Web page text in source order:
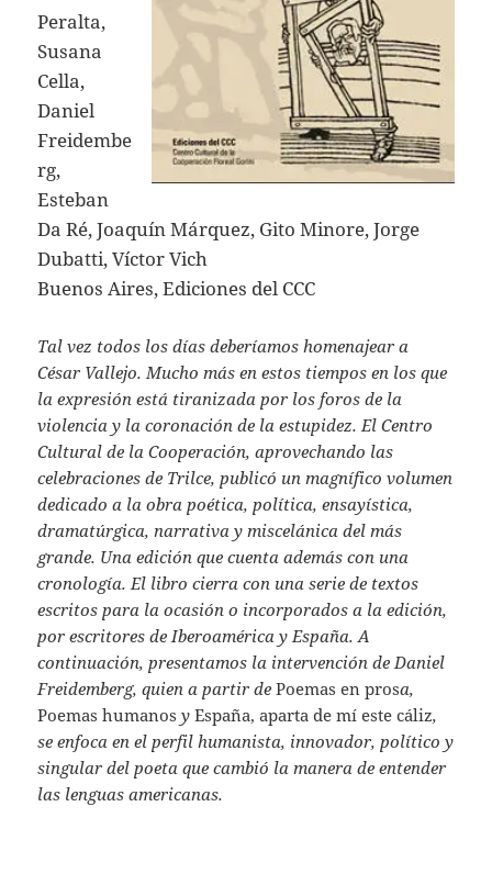
Peralta,
Susana
Cella,
Daniel
Freidembe
rg,
Esteban
Da Ré, Joaquín Márquez, Gito Minore, Jorge
Dubatti, Víctor Vich
Buenos Aires, Ediciones del CCC
Tal vez todos los días deberíamos homenajear a
César Vallejo. Mucho más en estos tiempos en los que
la expresión está tiranizada por los foros de la
violencia y la coronación de la estupidez. El Centro
Cultural de la Cooperación, aprovechando las
celebraciones de Trilce, publicó un magnífico volumen
dedicado a la obra poética, política, ensayística,
dramatúrgica, narrativa y miscelánica del más
grande. Una edición que cuenta además con una
cronología. El libro cierra con una serie de textos
escritos para la ocasión o incorporados a la edición,
por escritores de Iberoamérica y España. A
continuación, presentamos la intervención de Daniel
Freidemberg, quien a partir dePoemas en prosa,
Poemas humanos yEspaña, aparta de mí este cáliz,
se enfoca en el perfil humanista, innovador, político y
singular del poeta que cambió la manera de entender
las lenguas americanas.